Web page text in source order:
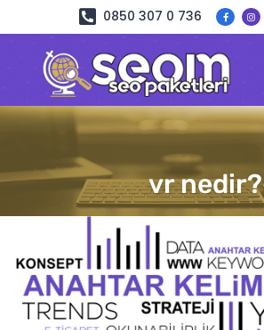
0850 307 0 736
vr nedir?